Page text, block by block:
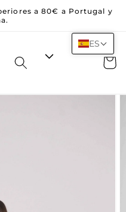
a 80€ a Portugal y
Carrito
ES